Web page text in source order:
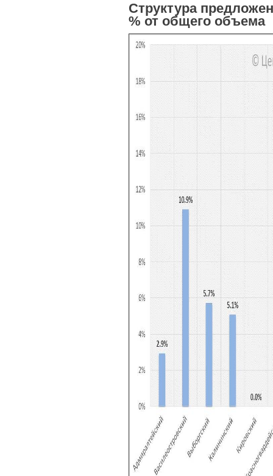
Структура
% от общего объема